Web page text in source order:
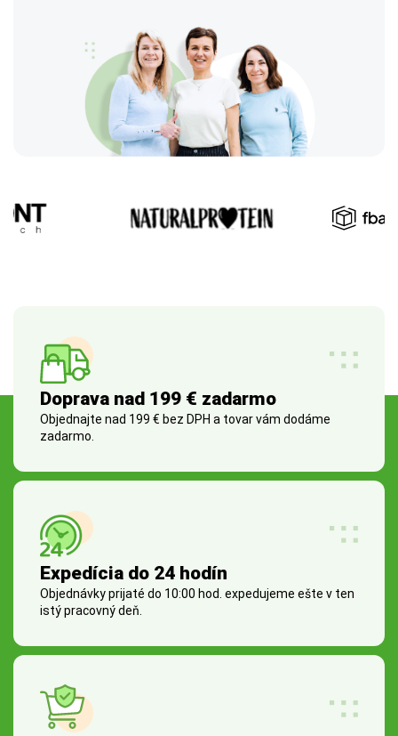
Doprava nad 199 € zadarmo
Objednajte nad 199 € bez DPH a tovar vám dodáme
zadarmo.
Expedícia do 24 hodín
Objednávky prijaté do 10:00 hod. expedujeme ešte v ten
istý pracovný deň.